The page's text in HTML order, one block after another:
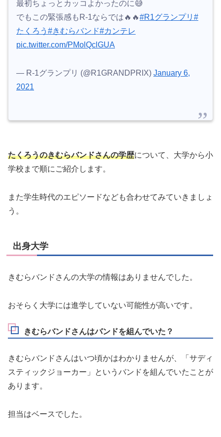
最初ちょっとカッコよかったのに😅
でもこの緊張感もR-1ならでは🔥🔥#R1グランプリ #
たくろう #きむらバンド#カンテレ
pic.twitter.com/PMolQclGUA
— R-1グランプリ (@R1GRANDPRIX) January 6,
2021
たくろうのきむらバンドさんの学歴について、大学から小
学校まで順にご紹介します。
また学生時代のエピソードなども合わせてみていきましょ
う。
出身大学
きむらバンドさんの大学の情報はありませんでした。
おそらく大学には進学していない可能性が高いです。
きむらバンドさんはバンドを組んでいた？
きむらバンドさんはいつ頃かはわかりませんが、「サディ
スティックジョーカー」というバンドを組んでいたことが
あります。
担当はベースでした。